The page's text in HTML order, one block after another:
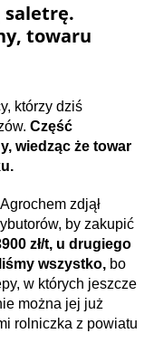
saletrę.
towaru
którzy dziś
Część
wiedząc że towar
zdjął
by zakupić
zł/t, u drugiego
wszystko, bo
w których jeszcze
można jej już
rolniczka z powiatu